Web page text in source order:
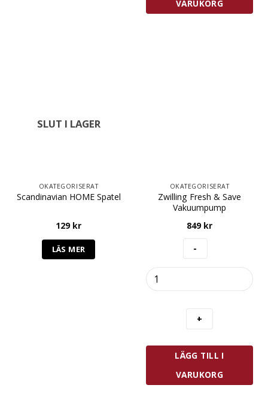
VARUKORG
SLUT I LAGER
OKATEGORISERAT
Scandinavian HOME Spatel
129 kr
LÄS MER
OKATEGORISERAT
Zwilling Fresh & Save
Vakuumpump
849 kr
Fresh
Vakuumpump
LÄGG TILL I
VARUKORG